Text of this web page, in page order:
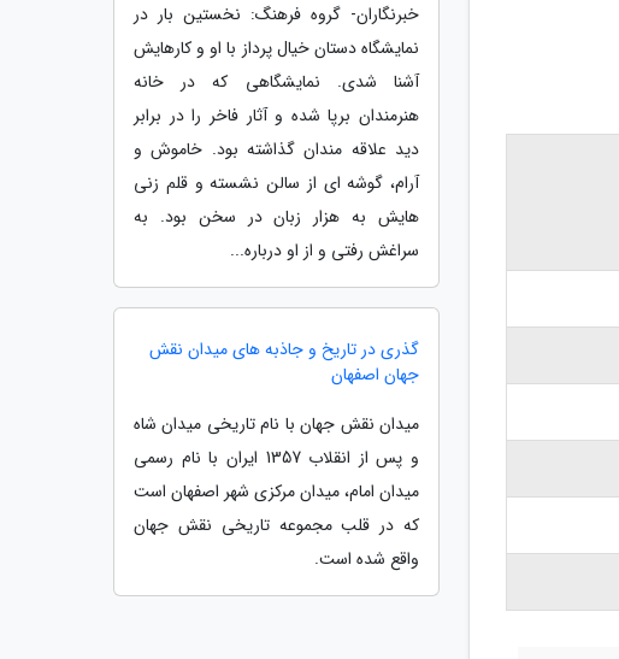
خبرنگاران- گروه فرهنگ: نخستین بار در
نمایشگاه دستان خیال پرداز با او و کارهایش
آشنا شدی. نمایشگاهی که در خانه
هنرمندان برپا شده و آثار فاخر را در برابر
دید علاقه مندان گذاشته بود. خاموش و
آرام، گوشه ای از سالن نشسته و قلم زنی
هایش به هزار زبان در سخن بود. به
سراغش رفتی و از او درباره...
گذری در تاریخ و جاذبه های میدان نقش
جهان اصفهان
میدان نقش جهان با نام تاریخی میدان شاه
و پس از انقلاب 1357 ایران با نام رسمی
میدان امام، میدان مرکزی شهر اصفهان است
که در قلب مجموعه تاریخی نقش جهان
واقع شده است.